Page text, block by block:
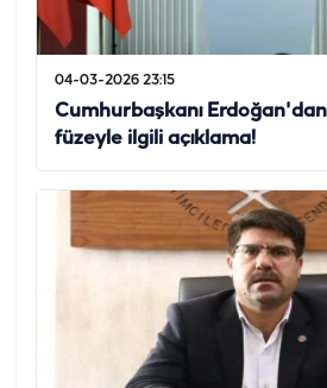
04-03-2026 23:15
Cumhurbaşkanı
füzeyle ilgili açıklama!